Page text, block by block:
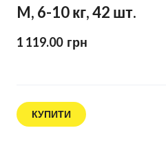
M, 6-10 кг, 42 шт.
1 119.00  грн
КУПИТИ